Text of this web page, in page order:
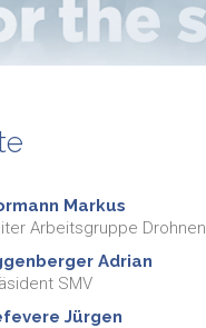
Markus
Arbeitsgruppe Drohnen
Adrian
SMV
Jürgen